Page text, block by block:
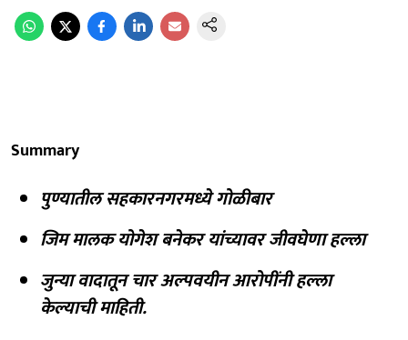
Summary
पुण्यातील सहकारनगरमध्ये गोळीबार
जिम मालक योगेश बनेकर यांच्यावर जीवघेणा हल्ला
जुन्या वादातून चार अल्पवयीन आरोपींनी हल्ला
केल्याची माहिती.